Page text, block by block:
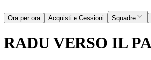
Ora per ora Acquisti e Cessioni Squadre
RADU VERSO IL